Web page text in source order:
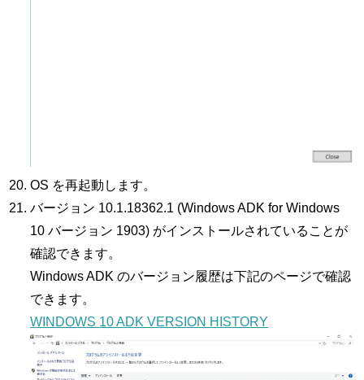
OS を再起動します。
バージョン 10.1.18362.1 (Windows ADK for Windows
10 バージョン 1903) がインストールされていることが
確認できます。
Windows ADK のバージョン履歴は下記のページで確認
できます。
WINDOWS 10 ADK VERSION HISTORY